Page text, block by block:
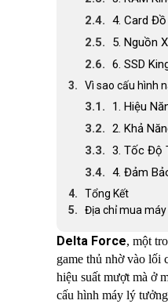
4. Card
5. Nguồn
6. SSD
Vì sao cấu hình
1. Hiệu
2. Khả
3. Tốc Độ
4. Đảm
Tổng Kết
Địa chỉ mua
Delta Force, một
game thủ nhờ vào lối
hiệu suất mượt mà ở
cấu hình máy lý